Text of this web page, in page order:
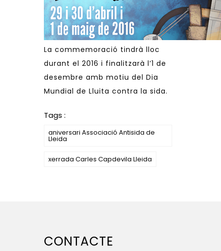
La commemoració tindrà lloc
durant el 2016 i finalitzarà l’1 de
desembre amb motiu del Dia
Mundial de Lluita contra la sida.
Tags :
aniversari Associació Antisida de
Lleida
xerrada Carles Capdevila Lleida
CONTACTE